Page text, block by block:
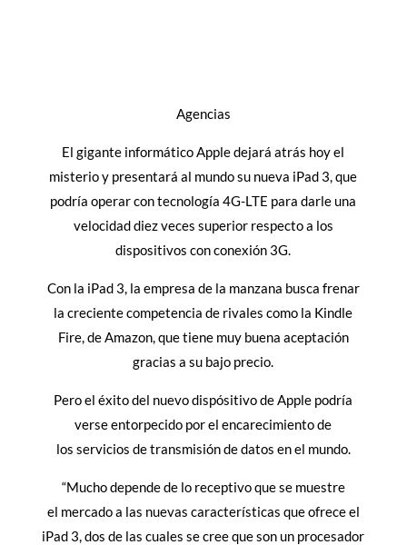
Agencias
El gigante informático Apple dejará atrás hoy el
misterio y presentará al mundo su nueva iPad 3, que
podría operar con tecnología 4G-LTE para darle una
velocidad diez veces superior respecto a los
dispositivos con conexión 3G.
Con la iPad 3, la empresa de la manzana busca frenar
la creciente competencia de rivales como la Kindle
Fire, de Amazon, que tiene muy buena aceptación
gracias a su bajo precio.
Pero el éxito del nuevo dispósitivo de Apple podría
verse entorpecido por el encarecimiento de
los servicios de transmisión de datos en el mundo.
“Mucho depende de lo receptivo que se muestre
el mercadoa las nuevas características que ofrece el
iPad 3, dos de las cuales se cree que son un procesador